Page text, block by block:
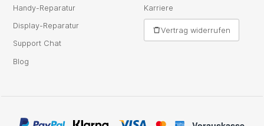
Handy-Reparatur
Display-Reparatur
Support Chat
Blog
Karriere
Vertrag widerrufen